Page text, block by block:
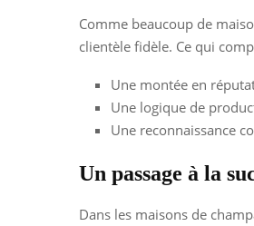
Comme beaucoup de
clientèle fidèle. Ce qui
Une montée en
Une logique de
Une reconnaissance
Un passage à la
Dans les maisons de